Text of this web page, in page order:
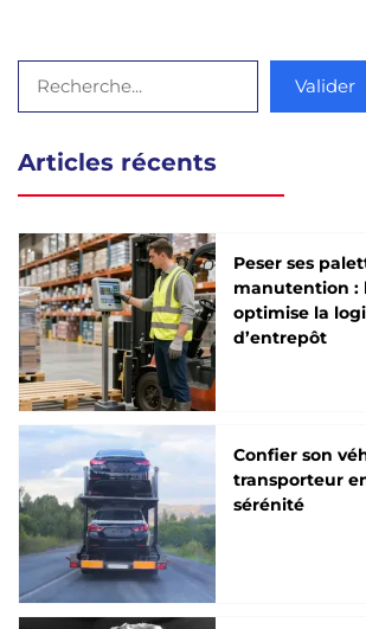
Valider
Articles récents
Peser ses
manutention :
optimise la
d’entrepôt
Confier son
transporteur
sérénité